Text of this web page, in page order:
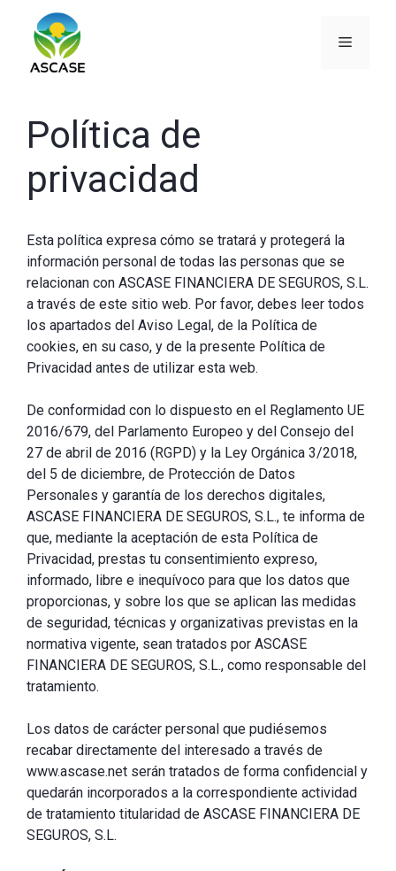
contenido
Menú
Política de
privacidad
Esta política expresa cómo se tratará y protegerá la
información personal de todas las personas que se
relacionan con ASCASE FINANCIERA DE SEGUROS, S.L.
a través de este sitio web. Por favor, debes leer todos
los apartados del Aviso Legal, de la Política de
cookies, en su caso, y de la presente Política de
Privacidad antes de utilizar esta web.
De conformidad con lo dispuesto en el Reglamento UE
2016/679, del Parlamento Europeo y del Consejo del
27 de abril de 2016 (RGPD) y la Ley Orgánica 3/2018,
del 5 de diciembre, de Protección de Datos
Personales y garantía de los derechos digitales,
ASCASE FINANCIERA DE SEGUROS, S.L., te informa de
que, mediante la aceptación de esta Política de
Privacidad, prestas tu consentimiento expreso,
informado, libre e inequívoco para que los datos que
proporcionas, y sobre los que se aplican las medidas
de seguridad, técnicas y organizativas previstas en la
normativa vigente, sean tratados por ASCASE
FINANCIERA DE SEGUROS, S.L., como responsable del
tratamiento.
Los datos de carácter personal que pudiésemos
recabar directamente del interesado a través de
www.ascase.net serán tratados de forma confidencial y
quedarán incorporados a la correspondiente actividad
de tratamiento titularidad de ASCASE FINANCIERA DE
SEGUROS, S.L.